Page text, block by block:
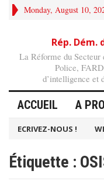
Monday, August 10,
Rép. Dém.
La Réforme du Secteur
Police,
d’intelligence et
ACCUEIL A
ECRIVEZ-NOUS !
Étiquette :